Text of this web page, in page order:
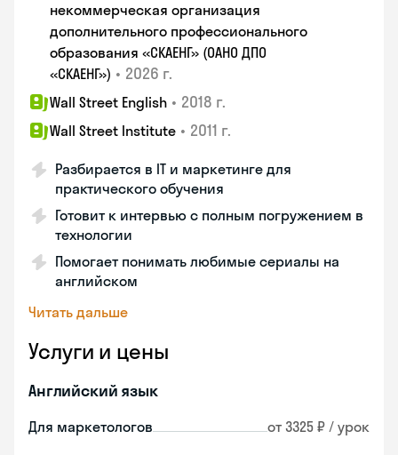
некоммерческая организация
дополнительного профессионального
образования «СКАЕНГ» (ОАНО ДПО
«СКАЕНГ») • 2026 г.
Wall Street English • 2018 г.
Wall Street Institute • 2011 г.
Разбирается в IT и маркетинге для
практического обучения
Готовит к интервью с полным погружением в
технологии
Помогает понимать любимые сериалы на
английском
Читать дальше
Услуги и цены
Английский язык
Для маркетологов от 3325 ₽ / урок